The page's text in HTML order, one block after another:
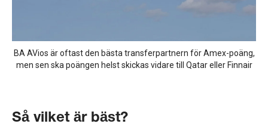
BA AVios är oftast den bästa transferpartnern för Amex-poäng,
men sen ska poängen helst skickas vidare till Qatar eller Finnair
Så vilket är bäst?